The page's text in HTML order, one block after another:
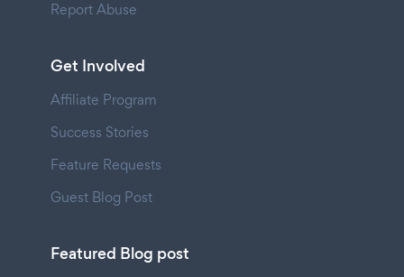
Report Abuse
Get Involved
Affiliate Program
Success Stories
Feature Requests
Guest Blog Post
Featured Blog post